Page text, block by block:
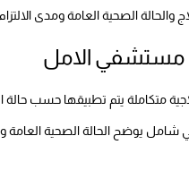
الصحية العامة ومدى
مستشفي الامل
متكاملة يتم تطبيقها حسب حالة
شامل يوضح الحالة الصحية العامة